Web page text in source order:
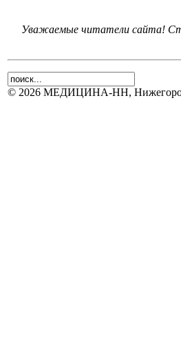
Уважаемые читатели сайта!
© 2026 МЕДИЦИНА-НН,